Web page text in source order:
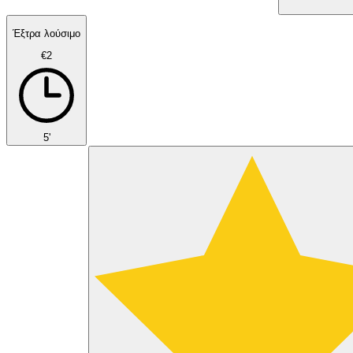
Έξτρα λούσιμο
€2
5'